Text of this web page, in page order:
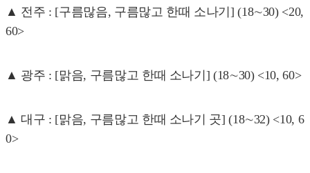
▲ 전주 : [구름많음, 구름많고 한때 소나기] (18∼30) <20,
60>
▲ 광주 : [맑음, 구름많고 한때 소나기] (18∼30) <10, 60>
▲ 대구 : [맑음, 구름많고 한때 소나기 곳] (18∼32) <10, 6
0>